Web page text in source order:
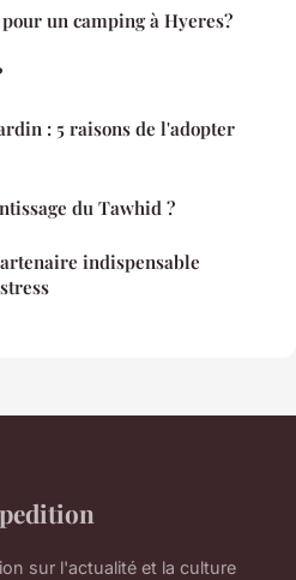
un camping à Hyeres?
: 5 raisons de l'adopter
du Tawhid ?
indispensable
sur l'actualité et la culture